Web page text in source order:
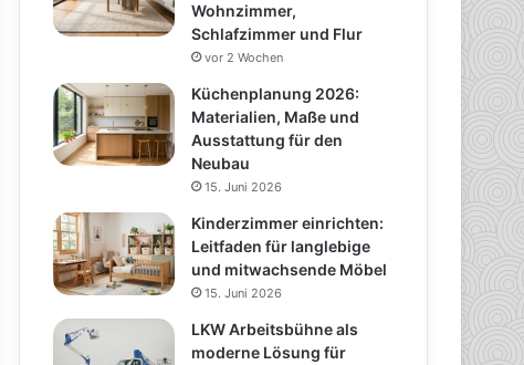
Wohnzimmer,
Schlafzimmer und Flur
vor 2 Wochen
Küchenplanung 2026:
Materialien, Maße und
Ausstattung für den
Neubau
15. Juni 2026
Kinderzimmer einrichten:
Leitfaden für langlebige
und mitwachsende Möbel
15. Juni 2026
LKW Arbeitsbühne als
moderne Lösung für